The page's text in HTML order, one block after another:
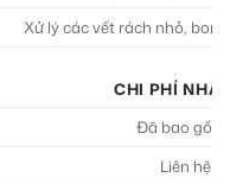
Xử lý các vết rách nhỏ,
CHI PHÍ
Đã bao gồm
Liên hệ